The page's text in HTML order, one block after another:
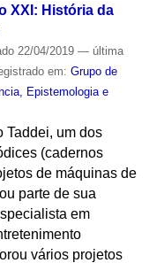
XXI: História da
22/04/2019 — última
em: Grupo de
Epistemologia e
Taddei, um dos
(cadernos
de máquinas de
parte de sua
em
vários projetos